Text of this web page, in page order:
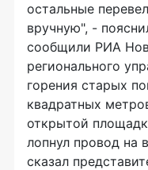
остальные
вручную", -
сообщили РИА
регионального
горения старых
квадратных
открытой
лопнул провод на
сказал